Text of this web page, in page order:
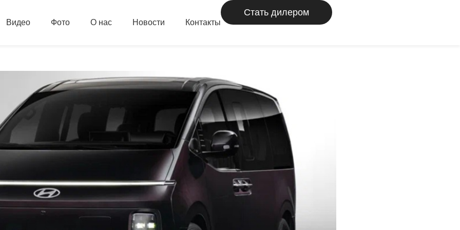
Видео Фото О нас Новости Контакты
Стать дилером